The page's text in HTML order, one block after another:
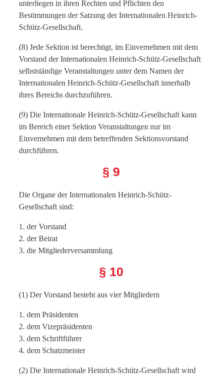
unterliegen in ihren Rechten und Pflichten den
Bestimmungen der Satzung der Internationalen Heinrich-
Schütz-Gesellschaft.
(8) Jede Sektion ist berechtigt, im Einvernehmen mit dem
Vorstand der Internationalen Heinrich-Schütz-Gesellschaft
selbstständige Veranstaltungen unter dem Namen der
Internationalen Heinrich-Schütz-Gesellschaft innerhalb
ihres Bereichs durchzuführen.
(9) Die Internationale Heinrich-Schütz-Gesellschaft kann
im Bereich einer Sektion Veranstaltungen nur im
Einvernehmen mit dem betreffenden Sektionsvorstand
durchführen.
§ 9
Die Organe der Internationalen Heinrich-Schütz-
Gesellschaft sind:
1. der Vorstand
2. der Beirat
3. die Mitgliederversammlung
§ 10
(1) Der Vorstand besteht aus vier Mitgliedern
1. dem Präsidenten
2. dem Vizepräsidenten
3. dem Schriftführer
4. dem Schatzmeister
(2) Die Internationale Heinrich-Schütz-Gesellschaft wird